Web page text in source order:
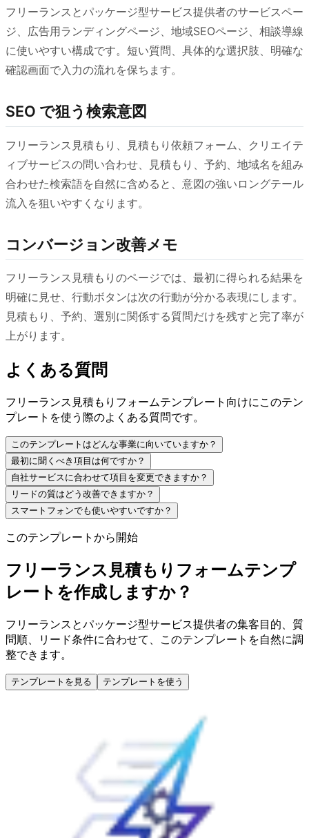
フリーランスとパッケージ型サービス提供者のサービスペー
ジ、広告用ランディングページ、地域SEOページ、相談導線
に使いやすい構成です。短い質問、具体的な選択肢、明確な
確認画面で入力の流れを保ちます。
SEO で狙う検索意図
フリーランス見積もり、見積もり依頼フォーム、クリエイテ
ィブサービスの問い合わせ、見積もり、予約、地域名を組み
合わせた検索語を自然に含めると、意図の強いロングテール
流入を狙いやすくなります。
コンバージョン改善メモ
フリーランス見積もりのページでは、最初に得られる結果を
明確に見せ、行動ボタンは次の行動が分かる表現にします。
見積もり、予約、選別に関係する質問だけを残すと完了率が
上がります。
よくある質問
フリーランス見積もりフォームテンプレート向けにこのテン
プレートを使う際のよくある質問です。
このテンプレートはどんな事業に向いていますか？
最初に聞くべき項目は何ですか？
自社サービスに合わせて項目を変更できますか？
リードの質はどう改善できますか？
スマートフォンでも使いやすいですか？
このテンプレートから開始
フリーランス見積もりフォームテンプ
レートを作成しますか？
フリーランスとパッケージ型サービス提供者の集客目的、質
問順、リード条件に合わせて、このテンプレートを自然に調
整できます。
テンプレートを見る テンプレートを使う